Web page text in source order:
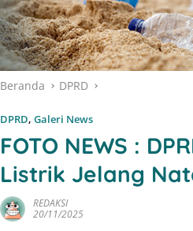
Beranda DPRD
DPRD, Galeri News
FOTO NEWS :
Listrik Jelang
REDAKSI
20/11/2025